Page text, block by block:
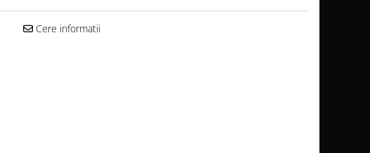
Cere informatii